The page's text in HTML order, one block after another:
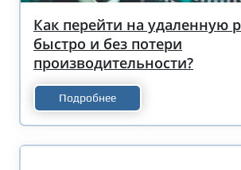
Как перейти на удаленную
быстро и без потери
производительности?
Подробнее